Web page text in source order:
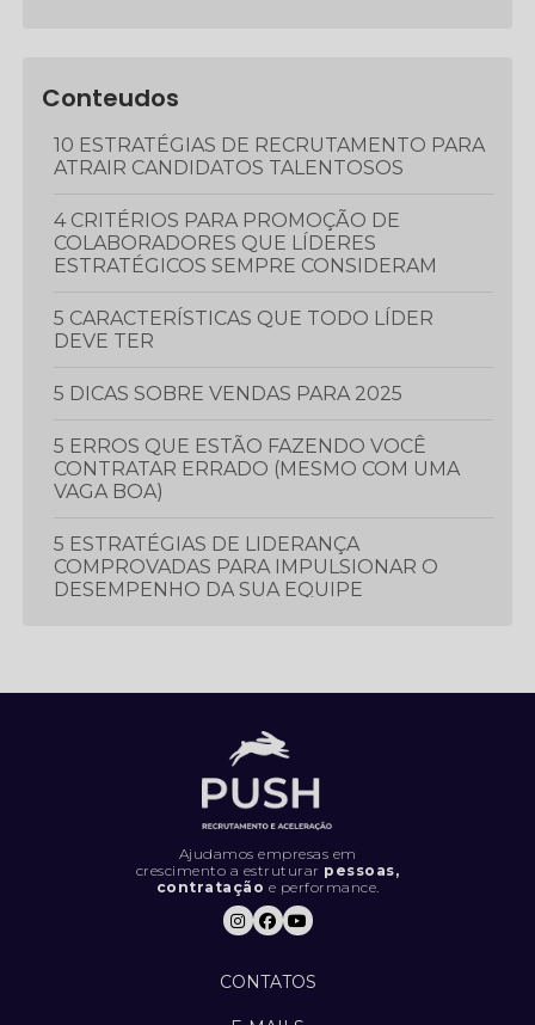
Conteudos
10 ESTRATÉGIAS DE RECRUTAMENTO PARA
ATRAIR CANDIDATOS TALENTOSOS
4 CRITÉRIOS PARA PROMOÇÃO DE
COLABORADORES QUE LÍDERES
ESTRATÉGICOS SEMPRE CONSIDERAM
5 CARACTERÍSTICAS QUE TODO LÍDER
DEVE TER
5 DICAS SOBRE VENDAS PARA 2025
5 ERROS QUE ESTÃO FAZENDO VOCÊ
CONTRATAR ERRADO (MESMO COM UMA
VAGA BOA)
5 ESTRATÉGIAS DE LIDERANÇA
COMPROVADAS PARA IMPULSIONAR O
DESEMPENHO DA SUA EQUIPE
O DESEMPENHO DA SUA EQUIPE DE
CONTRATANDO DA FORMA ERRADA (E
COMO RESOLVER).
Ajudamos empresas em
crescimento a estruturar pessoas,
contratação e performance.
CONTATOS